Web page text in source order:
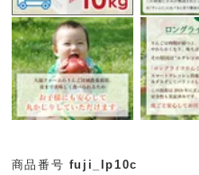
商品番号 fuji_lp10c